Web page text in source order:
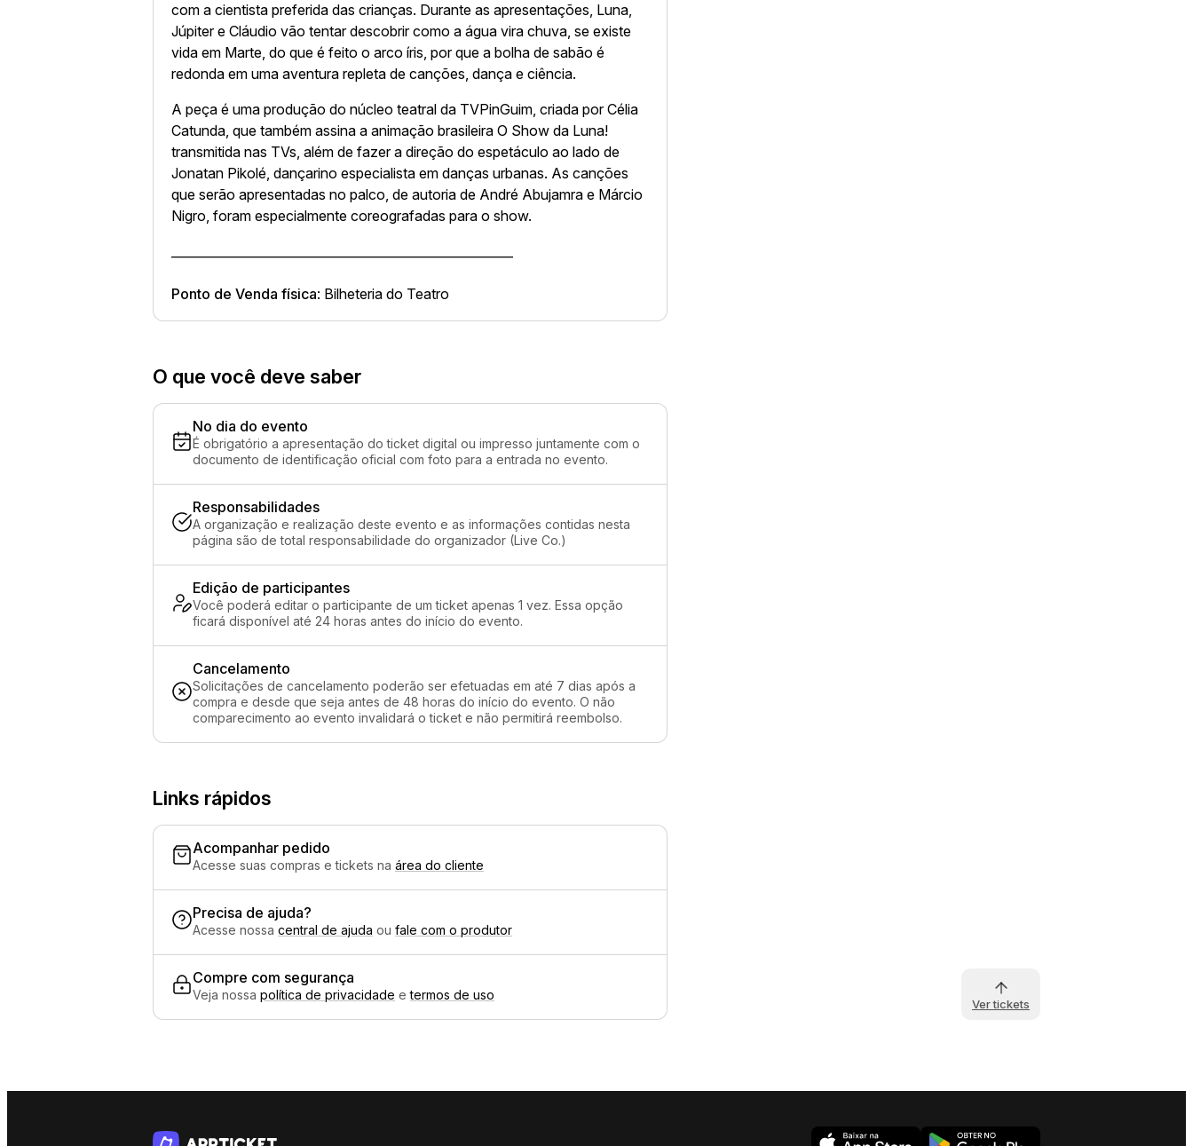
com a cientista preferida das crianças. Durante as apresentações, Luna,
Júpiter e Cláudio vão tentar descobrir como a água vira chuva, se existe
vida em Marte, do que é feito o arco íris, por que a bolha de sabão é
redonda em uma aventura repleta de canções, dança e ciência.
A peça é uma produção do núcleo teatral da TVPinGuim, criada por Célia
Catunda, que também assina a animação brasileira O Show da Luna!
transmitida nas TVs, além de fazer a direção do espetáculo ao lado de
Jonatan Pikolé, dançarino especialista em danças urbanas. As canções
que serão apresentadas no palco, de autoria de André Abujamra e Márcio
Nigro, foram especialmente coreografadas para o show.
Ponto de Venda física: Bilheteria do Teatro
Ver tickets
O que você deve saber
No dia do evento
É obrigatório a apresentação do ticket digital ou impresso juntamente com o
documento de identificação oficial com foto para a entrada no evento.
Responsabilidades
A organização e realização deste evento e as informações contidas nesta
página são de total responsabilidade do organizador (Live Co.)
Edição de participantes
Você poderá editar o participante de um ticket apenas 1 vez. Essa opção
ficará disponível até 24 horas antes do início do evento.
Cancelamento
Solicitações de cancelamento poderão ser efetuadas em até 7 dias após a
compra e desde que seja antes de 48 horas do início do evento. O não
comparecimento ao evento invalidará o ticket e não permitirá reembolso.
Links rápidos
Acompanhar pedido
Acesse suas compras e tickets na área do cliente
Precisa de ajuda?
Acesse nossa central de ajuda ou fale com o produtor
Compre com segurança
Veja nossa política de privacidade etermos de uso